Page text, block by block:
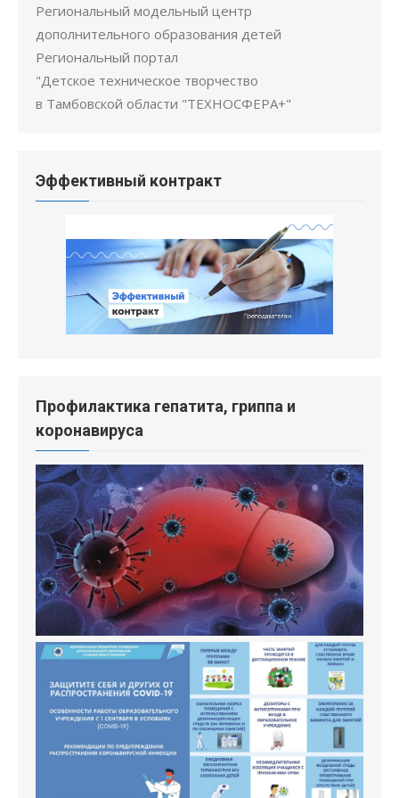
Региональный модельный центр
дополнительного образования детей
Региональный портал
"Детское техническое творчество
в Тамбовской области "ТЕХНОСФЕРА+"
Эффективный контракт
Профилактика гепатита, гриппа и
коронавируса